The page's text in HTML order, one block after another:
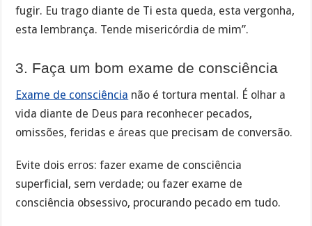
fugir. Eu trago diante de Ti esta queda, esta vergonha,
esta lembrança. Tende misericórdia de mim”.
3. Faça um bom exame de consciência
Exame de consciência não é tortura mental. É olhar a
vida diante de Deus para reconhecer pecados,
omissões, feridas e áreas que precisam de conversão.
Evite dois erros: fazer exame de consciência
superficial, sem verdade; ou fazer exame de
consciência obsessivo, procurando pecado em tudo.